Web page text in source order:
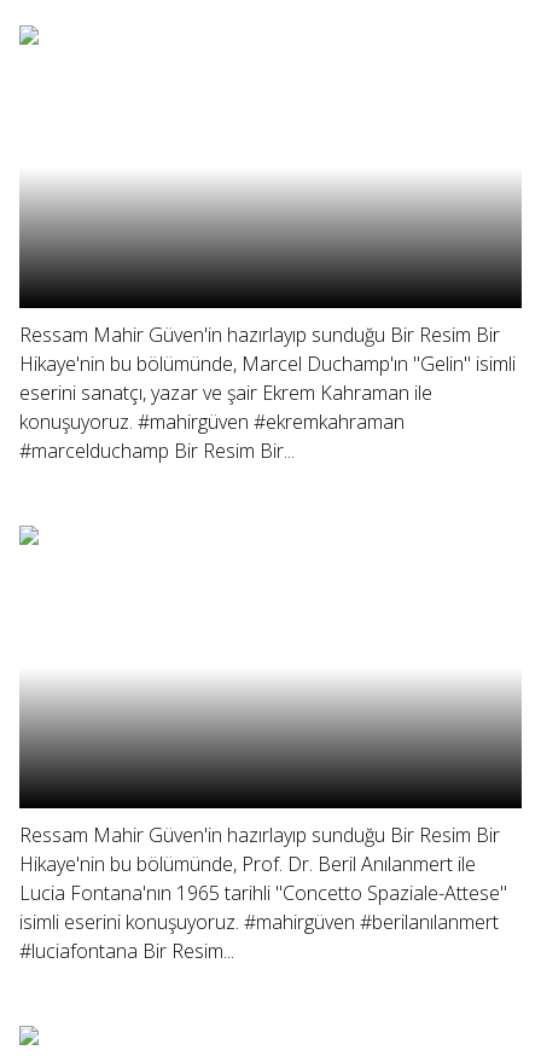
Ressam Mahir Güven'in hazırlayıp sunduğu Bir Resim Bir
Hikaye'nin bu bölümünde, Marcel Duchamp'ın "Gelin" isimli
eserini sanatçı, yazar ve şair Ekrem Kahraman ile
konuşuyoruz. #mahirgüven #ekremkahraman
#marcelduchamp Bir Resim Bir...
Ressam Mahir Güven'in hazırlayıp sunduğu Bir Resim Bir
Hikaye'nin bu bölümünde, Prof. Dr. Beril Anılanmert ile
Lucia Fontana'nın 1965 tarihli "Concetto Spaziale-Attese"
isimli eserini konuşuyoruz. #mahirgüven #berilanılanmert
#luciafontana Bir Resim...